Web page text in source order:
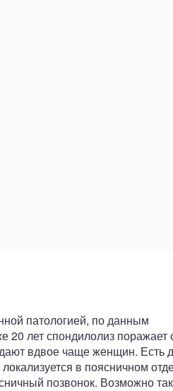
патологией, по данным
20 лет спондилолиз поражает
вдвое чаще женщин. Есть
в поясничном
позвонок. Возможно